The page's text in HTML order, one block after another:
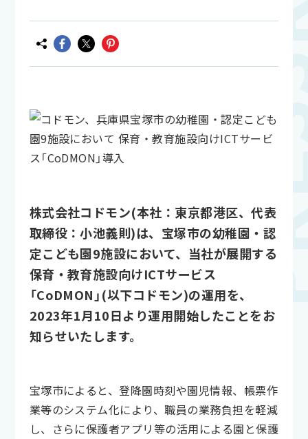
株式会社コドモン(本社：東京都港区、代表
取締役：小池義則)は、宝塚市の幼稚園・認
定こども園9施設において、当社が展開する
保育・教育施設向けICTサービス
「CoDMON」(以下コドモン)の運用を、
2023年1月10日より運用開始したことをお
知らせいたします。
宝塚市によると、登降園時刻や園児情報、帳票作
業等のシステム化により、職員の業務負担を軽減
し、さらに保護者アプリ等の活用による園と保護